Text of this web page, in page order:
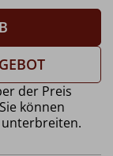
der Preis
können
unterbreiten.